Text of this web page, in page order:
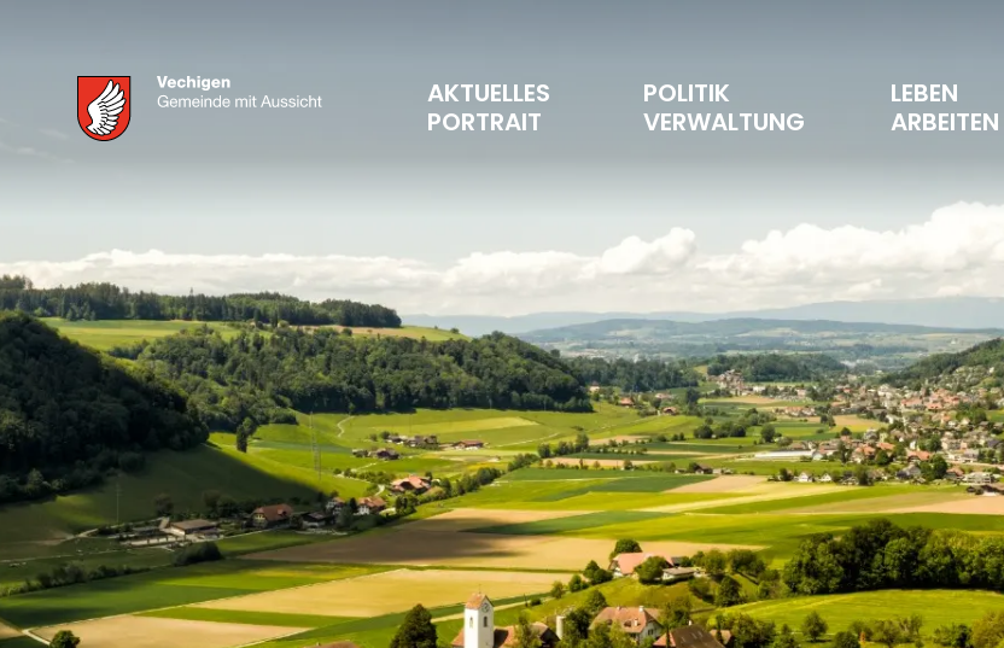
AKTUELLES
PORTRAIT
POLITIK
VERWALTUNG
LEBEN
ARBEITEN